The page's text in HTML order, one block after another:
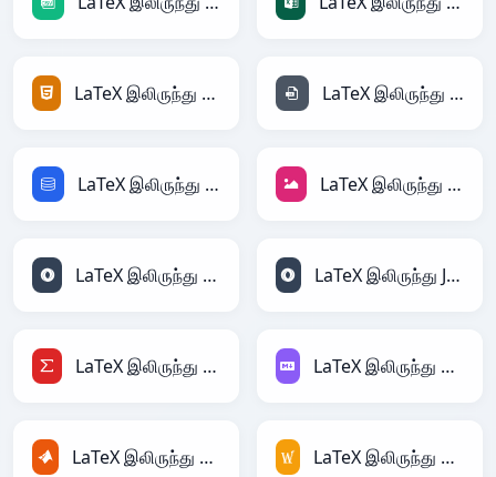
LaTeX இலிருந்து HTML LaTeX இலிருந்து INI
LaTeX இலிருந்து SQL LaTeX இலிருந்து JPEG
LaTeX இலிருந்து JSON LaTeX இலிருந்து JSONLines
LaTeX இலிருந்து LaTeX LaTeX இலிருந்து Markdown
LaTeX இலிருந்து MATLAB LaTeX இலிருந்து MediaWiki